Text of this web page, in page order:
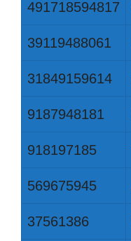
491718594817
39119488061
31849159614
9187948181
918197185
569675945
37561386